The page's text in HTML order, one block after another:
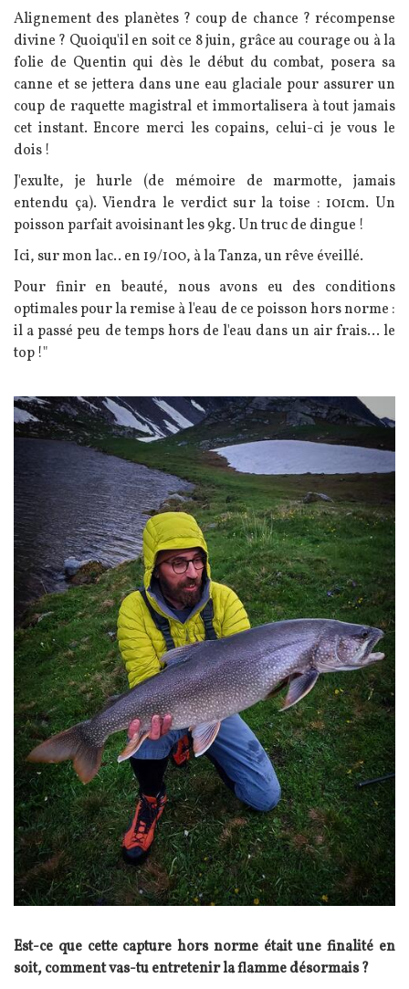
Alignement des planètes ? coup de chance ? récompense
divine ? Quoiqu'il en soit ce 8 juin, grâce au courage ou à la
folie de Quentin qui dès le début du combat, posera sa
canne et se jettera dans une eau glaciale pour assurer un
coup de raquette magistral et immortalisera à tout jamais
cet instant. Encore merci les copains, celui-ci je vous le
dois !
J'exulte, je hurle (de mémoire de marmotte, jamais
entendu ça). Viendra le verdict sur la toise : 101cm. Un
poisson parfait avoisinant les 9kg. Un truc de dingue !
Ici, sur mon lac.. en 19/100, à la Tanza, un rêve éveillé.
Pour finir en beauté, nous avons eu des conditions
optimales pour la remise à l'eau de ce poisson hors norme :
il a passé peu de temps hors de l'eau dans un air frais... le
top !"
Image
Texte
Est-ce que cette capture hors norme était une finalité en
soit, comment vas-tu entretenir la flamme désormais ?